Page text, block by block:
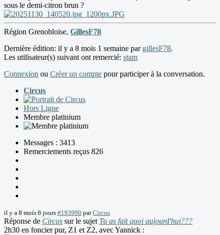
sous le demi-citron brun ?
Région Grenobloise, GillesF78
Dernière édition: il y a 8 mois 1 semaine par gillesF78.
Les utilisateur(s) suivant ont remercié: stam
Connexion ou Créer un compte pour participer à la conversation.
Circus
Hors Ligne
Membre platinium
Messages : 3413
Remerciements reçus 826
il y a 8 mois 6 jours #193990 parCircus
Réponse de Circus sur le sujet Tu as fait quoi aujourd'hui???
2h30 en foncier pur, Z1 et Z2, avec Yannick :